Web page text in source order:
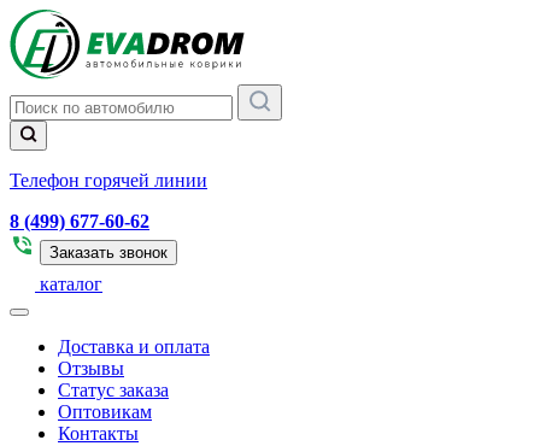
Телефон горячей линии
8 (499) 677-60-62
Заказать звонок
каталог
Доставка и оплата
Отзывы
Статус заказа
Оптовикам
Контакты